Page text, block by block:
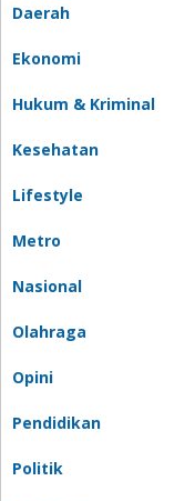
Daerah
Ekonomi
Hukum & Kriminal
Kesehatan
Lifestyle
Metro
Nasional
Olahraga
Opini
Pendidikan
Politik